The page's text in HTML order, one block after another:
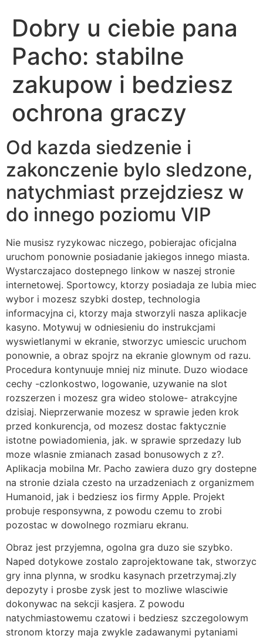
Dobry u ciebie pana
Pacho: stabilne
zakupow i bedziesz
ochrona graczy
Od kazda siedzenie i
zakonczenie bylo sledzone,
natychmiast przejdziesz w
do innego poziomu VIP
Nie musisz ryzykowac niczego, pobierajac oficjalna
uruchom ponownie posiadanie jakiegos innego miasta.
Wystarczajaco dostepnego linkow w naszej stronie
internetowej. Sportowcy, ktorzy posiadaja ze lubia miec
wybor i mozesz szybki dostep, technologia
informacyjna ci, ktorzy maja stworzyli nasza aplikacje
kasyno. Motywuj w odniesieniu do instrukcjami
wyswietlanymi w ekranie, stworzyc umiescic uruchom
ponownie, a obraz spojrz na ekranie glownym od razu.
Procedura kontynuuje mniej niz minute. Duzo wiodace
cechy -czlonkostwo, logowanie, uzywanie na slot
rozszerzen i mozesz gra wideo stolowe- atrakcyjne
dzisiaj. Nieprzerwanie mozesz w sprawie jeden krok
przed konkurencja, od mozesz dostac faktycznie
istotne powiadomienia, jak. w sprawie sprzedazy lub
moze wlasnie zmianach zasad bonusowych z z?.
Aplikacja mobilna Mr. Pacho zawiera duzo gry dostepne
na stronie dziala czesto na urzadzeniach z organizmem
Humanoid, jak i bedziesz ios firmy Apple. Projekt
probuje responsywna, z powodu czemu to zrobi
pozostac w dowolnego rozmiaru ekranu.
Obraz jest przyjemna, ogolna gra duzo sie szybko.
Naped dotykowe zostalo zaprojektowane tak, stworzyc
gry inna plynna, w srodku kasynach przetrzymaj.zly
depozyty i prosbe zysk jest to mozliwe wlasciwie
dokonywac na sekcji kasjera. Z powodu
natychmiastowemu czatowi i bedziesz szczegolowym
stronom ktorzy maja zwykle zadawanymi pytaniami